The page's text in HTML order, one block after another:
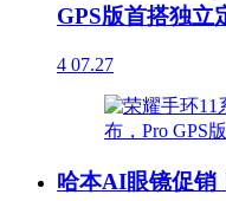
GPS版首搭独立
4 07.27
哈本AI眼镜促销